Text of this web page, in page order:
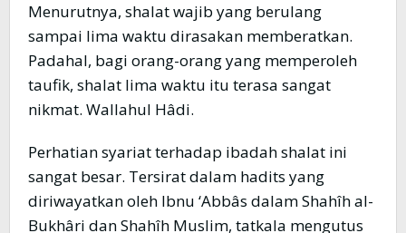
Menurutnya, shalat wajib yang berulang
sampai lima waktu dirasakan memberatkan.
Padahal, bagi orang-orang yang memperoleh
taufik, shalat lima waktu itu terasa sangat
nikmat. Wallahul Hâdi.
Perhatian syariat terhadap ibadah shalat ini
sangat besar. Tersirat dalam hadits yang
diriwayatkan oleh Ibnu ‘Abbâs dalam Shahîh al-
Bukhâri dan Shahîh Muslim, tatkala mengutus